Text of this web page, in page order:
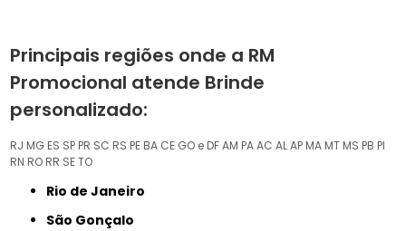
Principais regiões onde a RM
Promocional atende Brinde
personalizado:
RJ MG ES SP PR SC RS PE BA CE GO e DFAM PAAC ALAP MA MT MS PB PI
RN RO RR SETO
Rio de Janeiro
São Gonçalo